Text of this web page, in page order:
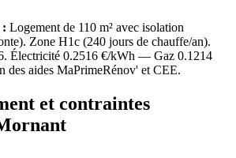
: Logement de 110 m² avec isolation
). Zone H1c (240 jours de chauffe/an).
. Électricité 0.2516 €/kWh — Gaz 0.1214
des aides MaPrimeRénov' et CEE.
et contraintes